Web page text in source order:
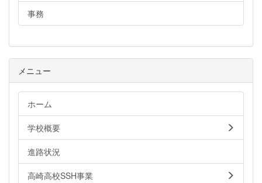
事務
メニュー
ホーム
学校概要
進路状況
高崎高校SSH事業